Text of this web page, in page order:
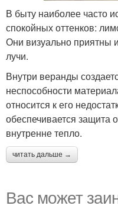
В быту наиболее часто
спокойных оттенков:
Они визуально приятны
лучи.
Внутри веранды
неспособности
относится к его
обеспечивается защита
внутренне тепло.
читать дальше →
Вас может